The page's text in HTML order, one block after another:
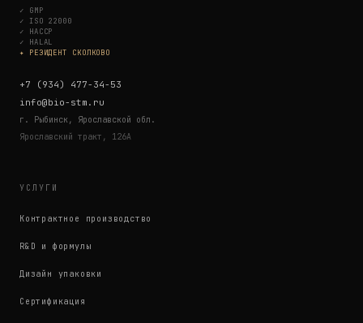
✓ GMP
✓ ISO 22000
✓ HACCP
✓ HALAL
✦ РЕЗИДЕНТ СКОЛКОВО
+7 (934) 477-34-53
info@bio-stm.ru
г. Рыбинск, Ярославской обл.
Ярославский тракт, 126А
УСЛУГИ
Контрактное производство
R&D и формулы
Дизайн упаковки
Сертификация